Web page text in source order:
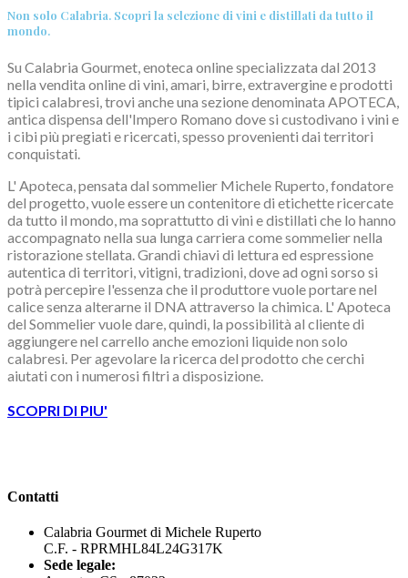
Non solo Calabria. Scopri la selezione di vini e distillati da tutto il
mondo.
Su Calabria Gourmet, enoteca online specializzata dal 2013
nella vendita online di vini, amari, birre, extravergine e prodotti
tipici calabresi, trovi anche una sezione denominata APOTECA,
antica dispensa dell'Impero Romano dove si custodivano i vini e
i cibi più pregiati e ricercati, spesso provenienti dai territori
conquistati.
L' Apoteca, pensata dal sommelier Michele Ruperto, fondatore
del progetto, vuole essere un contenitore di etichette ricercate
da tutto il mondo, ma soprattutto di vini e distillati che lo hanno
accompagnato nella sua lunga carriera come sommelier nella
ristorazione stellata. Grandi chiavi di lettura ed espressione
autentica di territori, vitigni, tradizioni, dove ad ogni sorso si
potrà percepire l'essenza che il produttore vuole portare nel
calice senza alterarne il DNA attraverso la chimica. L' Apoteca
del Sommelier vuole dare, quindi, la possibilità al cliente di
aggiungere nel carrello anche emozioni liquide non solo
calabresi. Per agevolare la ricerca del prodotto che cerchi
aiutati con i numerosi filtri a disposizione.
SCOPRI DI PIU'
Contatti
Calabria Gourmet di Michele Ruperto
C.F. - RPRMHL84L24G317K
Sede legale: